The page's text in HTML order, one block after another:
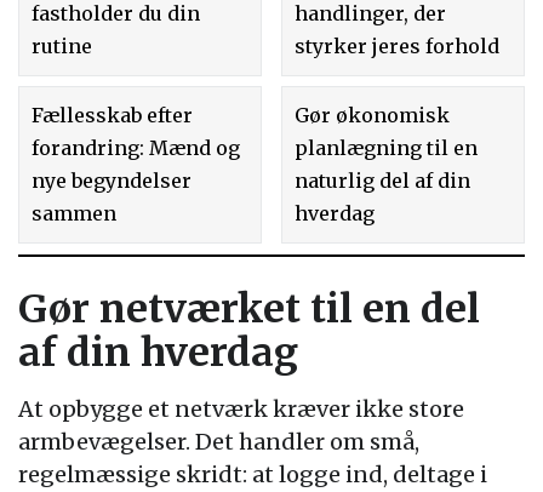
fastholder du din
rutine
handlinger, der
styrker jeres forhold
Fællesskab efter
forandring: Mænd og
nye begyndelser
sammen
Gør økonomisk
planlægning til en
naturlig del af din
hverdag
Gør netværket til en del
af din hverdag
At opbygge et netværk kræver ikke store
armbevægelser. Det handler om små,
regelmæssige skridt: at logge ind, deltage i